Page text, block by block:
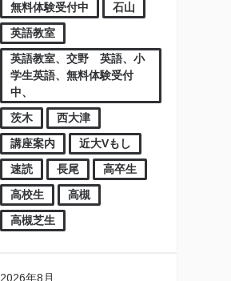
無料体験受付中
石山
英語教室
英語教室、交野 英語、小
学生英語、無料体験受付
中、
茨木
西大津
講座案内
近大Vもし
速読
長尾
高卒生
高校生
高槻
高槻芝生
2026年8月